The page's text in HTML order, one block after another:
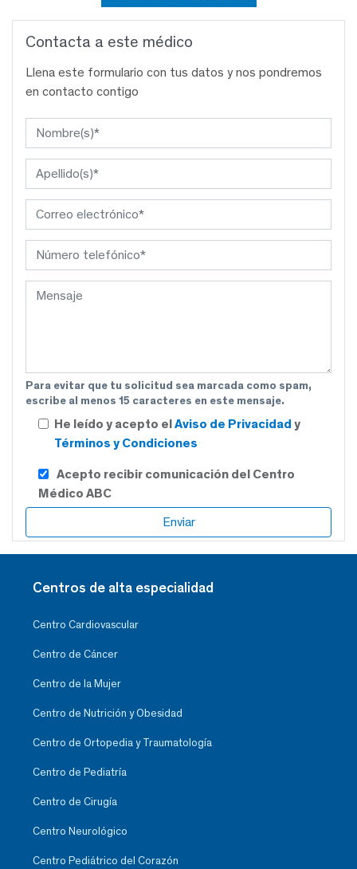
Contacta a este médico
Llena este formulario con tus datos y nos pondremos
en contacto contigo
Para evitar que tu solicitud sea marcada como spam,
escribe al menos 15 caracteres en este mensaje.
He leído y acepto elAviso de Privacidad y
Términos y Condiciones
Acepto recibir comunicación del Centro
Médico ABC
Centros de alta especialidad
Centro Cardiovascular
Centro de Cáncer
Centro de la Mujer
Centro de Nutrición y Obesidad
Centro de Ortopedia y Traumatología
Centro de Pediatría
Centro de Cirugía
Centro Neurológico
Centro Pediátrico del Corazón